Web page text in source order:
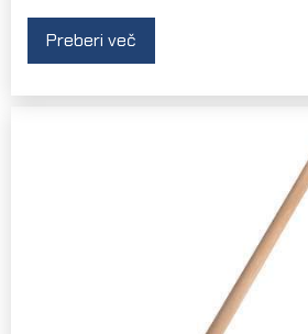
Preberi več